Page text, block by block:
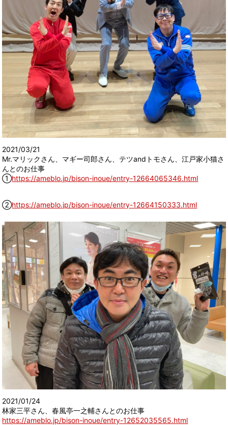
2021/03/21
Mr.マリックさん、マギー司郎さん、テツandトモさん、江戸家小猫さ
んとのお仕事
①https://ameblo.jp/bison-inoue/entry-12664065346.html
②https://ameblo.jp/bison-inoue/entry-12664150333.html
2021/01/24
林家三平さん、春風亭一之輔さんとのお仕事
https://ameblo.jp/bison-inoue/entry-12652035565.html